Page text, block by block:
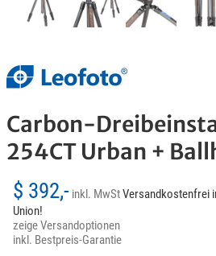
Carbon-
254CT Urban +
$ 392,- inkl. MwStVersandkostenfrei
Union!
zeige Versandoptionen
inkl. Bestpreis-Garantie